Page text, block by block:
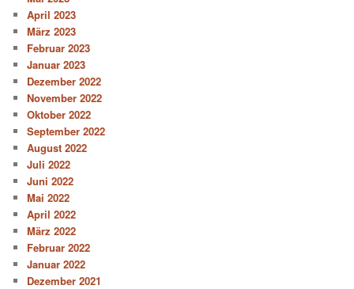
April 2023
März 2023
Februar 2023
Januar 2023
Dezember 2022
November 2022
Oktober 2022
September 2022
August 2022
Juli 2022
Juni 2022
Mai 2022
April 2022
März 2022
Februar 2022
Januar 2022
Dezember 2021